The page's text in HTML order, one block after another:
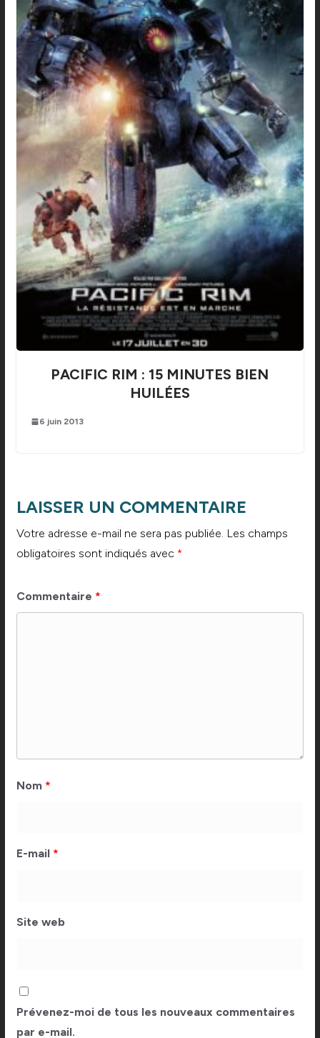
PACIFIC RIM : 15 MINUTES BIEN
HUILÉES
6 juin 2013
LAISSER UN COMMENTAIRE
Votre adresse e-mail ne sera pas publiée. Les champs
obligatoires sont indiqués avec *
Commentaire *
Nom *
E-mail *
Site web
Prévenez-moi de tous les nouveaux commentaires
par e-mail.